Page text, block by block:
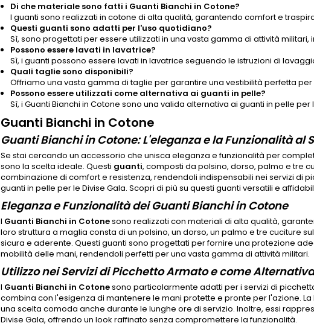
Di che materiale sono fatti i Guanti Bianchi in Cotone?
I guanti sono realizzati in cotone di alta qualità, garantendo comfort e
Questi guanti sono adatti per l'uso quotidiano?
Sì, sono progettati per essere utilizzati in una vasta gamma di attività militari,
Possono essere lavati in lavatrice?
Sì, i guanti possono essere lavati in lavatrice seguendo le istruzioni di
Quali taglie sono disponibili?
Offriamo una vasta gamma di taglie per garantire una vestibilità perfetta
Possono essere utilizzati come alternativa ai guanti in pelle?
Sì, i Guanti Bianchi in Cotone sono una valida alternativa ai guanti in pelle
Guanti Bianchi in Cotone
Guanti Bianchi in Cotone: L'eleganza e la Funzionalità al
Se stai cercando un accessorio che unisca eleganza e funzionalità per
sono la scelta ideale. Questi guanti, composti da polsino, dorso, palmo e tre
combinazione di comfort e resistenza, rendendoli indispensabili nei servizi di
guanti in pelle per le Divise Gala. Scopri di più su questi guanti versatili e
Eleganza e Funzionalità dei Guanti Bianchi in Cotone
I Guanti Bianchi in Cotonesono realizzati con materiali di alta qualità,
loro struttura a maglia consta di un polsino, un dorso, un palmo e tre cuciture
sicura e aderente. Questi guanti sono progettati per fornire una protezione
mobilità delle mani, rendendoli perfetti per una vasta gamma di attività militari.
Utilizzo nei Servizi di Picchetto Armato e come
I Guanti Bianchi in Cotonesono particolarmente adatti per i servizi di
combina con l'esigenza di mantenere le mani protette e pronte per l'azione.
una scelta comoda anche durante le lunghe ore di servizio. Inoltre, essi
Divise Gala, offrendo un look raffinato senza compromettere la funzionalità.